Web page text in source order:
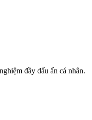
đầy dấu ấn cá nhân.